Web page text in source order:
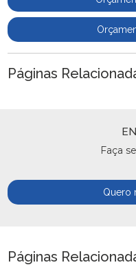
Páginas
Faça
Quero
Páginas